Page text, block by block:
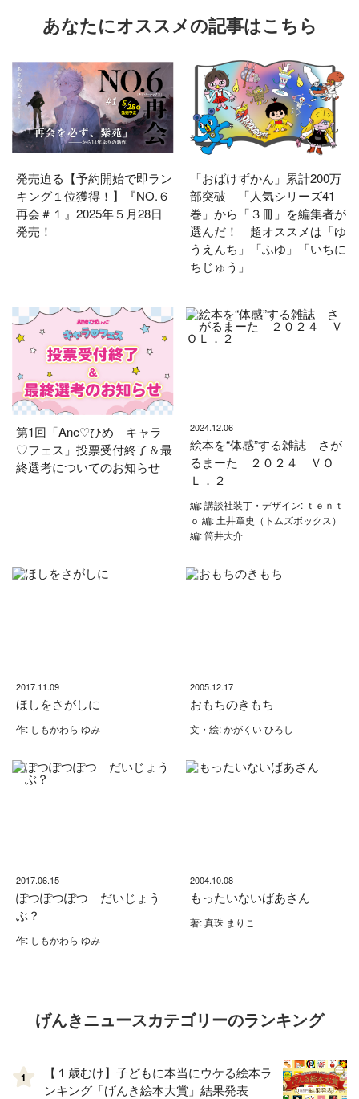
あなたにオススメの記事はこちら
発売迫る【予約開始で即ラン
キング１位獲得！】『NO.６
再会＃１』2025年５月28日
発売！
「おばけずかん」累計200万
部突破 「人気シリーズ41
巻」から「３冊」を編集者が
選んだ！ 超オススメは「ゆ
うえんち」「ふゆ」「いちに
ちじゅう」
第1回「Ane♡ひめ キャラ
♡フェス」投票受付終了＆最
終選考についてのお知らせ
2024.12.06
絵本を“体感”する雑誌 さが
るまーた ２０２４ ＶＯ
Ｌ．２
編: 講談社装丁・デザイン: ｔｅｎｔ
ｏ 編: 土井章史（トムズボックス）
編: 筒井大介
2017.11.09
ほしをさがしに
作: しもかわら ゆみ
2005.12.17
おもちのきもち
文・絵: かがくい ひろし
2017.06.15
ぽつぽつぽつ だいじょう
ぶ？
作: しもかわら ゆみ
2004.10.08
もったいないばあさん
著: 真珠 まりこ
げんきニュースカテゴリーのランキング
1
【１歳むけ】子どもに本当にウケる絵本ラ
ンキング「げんき絵本大賞」結果発表